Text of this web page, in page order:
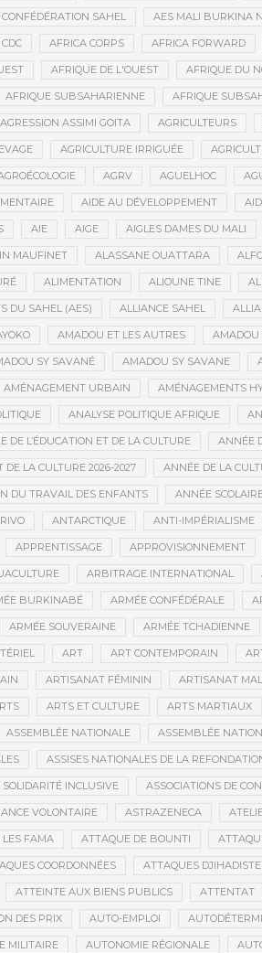
SAHEL AES MALI BURKINA
AFRICA CORPS AFRICA FORWARD
AFRIQUE DE L'OUEST AFRIQUE DU
AFRIQUE SUBSAHARIENNE AFRIQUE
AGRESSION ASSIMI GOITA AGRICULTEURS
AGRICULTURE IRRIGUÉE
AGRV AGUELHOC
AIDE AU DÉVELOPPEMENT
AIE AIGE AIGLES DAMES DU MALI
MAUFINET ALASSANE OUATTARA
ALIMENTATION ALIOUNE TINE
DU SAHEL (AES) ALLIANCE SAHEL
AMADOU ET LES AUTRES AMADOU
SY SAVANÉ AMADOU SY SAVANE
AMÉNAGEMENT URBAIN AMÉNAGEMENTS
ANALYSE POLITIQUE AFRIQUE
DE L’ÉDUCATION ET DE LA CULTURE ANNÉE
DE LA CULTURE 2026-2027 ANNÉE DE LA
DU TRAVAIL DES ENFANTS ANNÉE
ANTARCTIQUE ANTI-IMPÉRIALISME
APPRENTISSAGE APPROVISIONNEMENT
ARBITRAGE INTERNATIONAL
BURKINABÉ ARMÉE CONFÉDÉRALE
ARMÉE SOUVERAINE ARMÉE TCHADIENNE
ART ART CONTEMPORAIN
ARTISANAT FÉMININ ARTISANAT
ARTS ET CULTURE ARTS MARTIAUX
ASSEMBLÉE NATIONALE ASSEMBLÉE
ASSISES NATIONALES DE LA
INCLUSIVE ASSOCIATIONS DE
VOLONTAIRE ASTRAZENECA
LES FAMA ATTAQUE DE BOUNTI
COORDONNÉES ATTAQUES
ATTEINTE AUX BIENS PUBLICS ATTENTAT
DES PRIX AUTO-EMPLOI
MILITAIRE AUTONOMIE RÉGIONALE